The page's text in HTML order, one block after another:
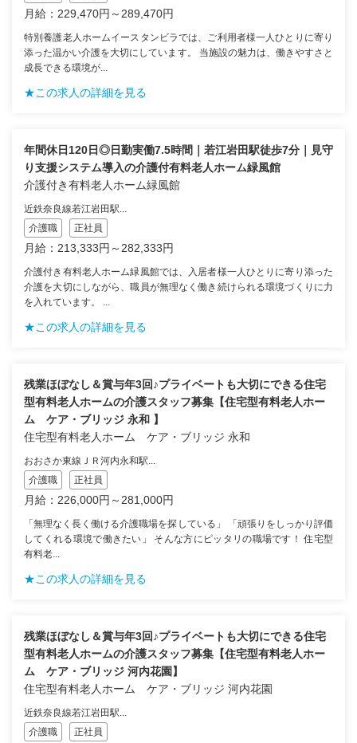
月給：229,470円～289,470円
特別養護老人ホームイースタンビラでは、ご利用者様一人ひとりに寄り
添った温かい介護を大切にしています。 当施設の魅力は、働きやすさと
成長できる環境が...
★この求人の詳細を見る
年間休日120日◎日勤実働7.5時間｜若江岩田駅徒歩7分｜見守
り支援システム導入の介護付有料老人ホーム緑風館
介護付き有料老人ホーム緑風館
近鉄奈良線若江岩田駅...
介護職
正社員
月給：213,333円～282,333円
介護付き有料老人ホーム緑風館では、入居者様一人ひとりに寄り添った
介護を大切にしながら、職員が無理なく働き続けられる環境づくりに力
を入れています。 ...
★この求人の詳細を見る
残業ほぼなし＆賞与年3回♪プライベートも大切にできる住宅
型有料老人ホームの介護スタッフ募集【住宅型有料老人ホー
ム ケア・ブリッジ 永和 】
住宅型有料老人ホーム ケア・ブリッジ 永和
おおさか東線ＪＲ河内永和駅...
介護職
正社員
月給：226,000円～281,000円
「無理なく長く働ける介護職場を探している」 「頑張りをしっかり評価
してくれる環境で働きたい」 そんな方にピッタリの職場です！ 住宅型
有料老...
★この求人の詳細を見る
残業ほぼなし＆賞与年3回♪プライベートも大切にできる住宅
型有料老人ホームの介護スタッフ募集【住宅型有料老人ホー
ム ケア・ブリッジ 河内花園】
住宅型有料老人ホーム ケア・ブリッジ 河内花園
近鉄奈良線若江岩田駅...
介護職
正社員